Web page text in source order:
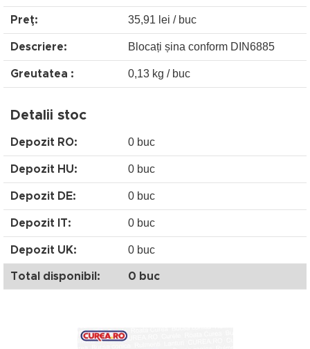
Preţ: 35,91 lei / buc
Descriere: Blocați șina conform DIN6885
Greutatea : 0,13 kg / buc
Detalii stoc
Depozit RO: 0 buc
Depozit HU: 0 buc
Depozit DE: 0 buc
Depozit IT: 0 buc
Depozit UK: 0 buc
Total disponibil: 0 buc